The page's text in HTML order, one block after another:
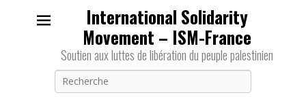
International Solidarity
Movement – ISM-France
Soutien aux luttes de libération du peuple palestinien